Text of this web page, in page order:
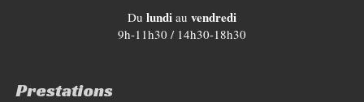
Du lundi au vendredi
9h-11h30 / 14h30-18h30
Prestations